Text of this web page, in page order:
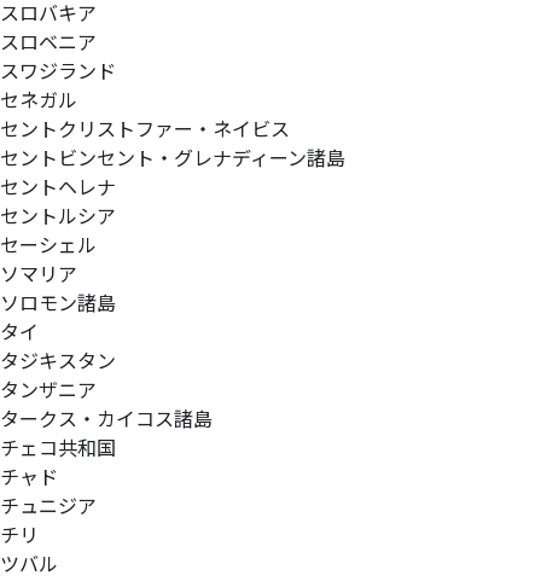
スロバキア
スロベニア
スワジランド
セネガル
セントクリストファー・ネイビス
セントビンセント・グレナディーン諸島
セントヘレナ
セントルシア
セーシェル
ソマリア
ソロモン諸島
タイ
タジキスタン
タンザニア
タークス・カイコス諸島
チェコ共和国
チャド
チュニジア
チリ
ツバル